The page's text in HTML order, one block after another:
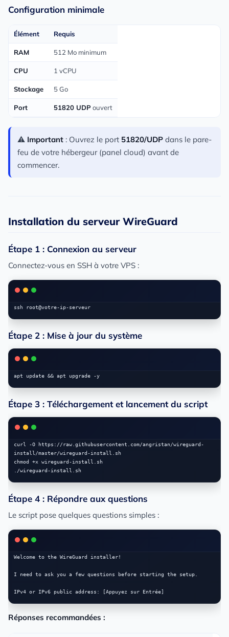
Configuration minimale
Élément Requis
RAM 512 Mo minimum
CPU 1 vCPU
Stockage 5 Go
Port 51820 UDPouvert
⚠️ Important : Ouvrez le port 51820/UDP dans le pare-
feu de votre hébergeur (panel cloud) avant de
commencer.
Installation du serveur WireGuard
Étape 1 : Connexion au serveur
Connectez-vous en SSH à votre VPS :
Étape 2 : Mise à jour du système
Étape 3 : Téléchargement et lancement du script
curl -O https://raw.githubusercontent.com/angristan/wireguard-
install/master/wireguard-install.sh
chmod +x wireguard-install.sh
Étape 4 : Répondre aux questions
Le script pose quelques questions simples :
Welcome to the WireGuard installer!
I need to ask you a few questions before starting the setup.
Réponses recommandées :